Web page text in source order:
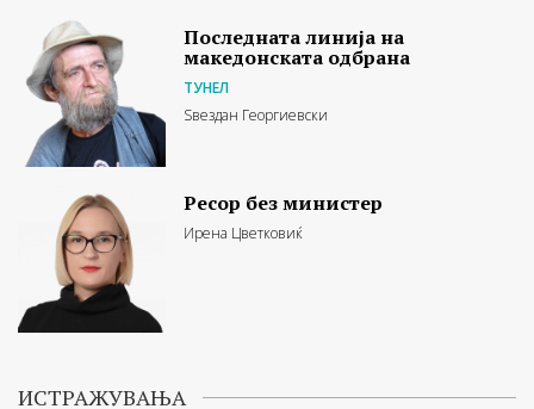
Последната линија на
македонската одбрана
ТУНЕЛ
Ѕвездан Георгиевски
Ресор без министер
Ирена Цветковиќ
ИСТРАЖУВАЊА